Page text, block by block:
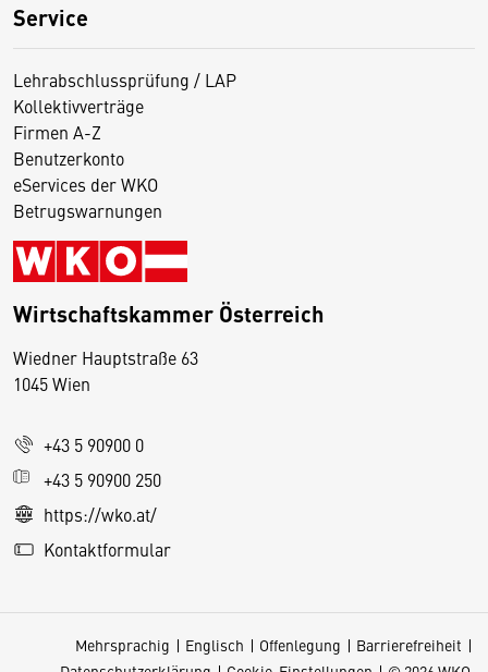
Service
Lehrabschlussprüfung / LAP
Kollektivverträge
Firmen A-Z
Benutzerkonto
eServices der WKO
Betrugswarnungen
Wirtschaftskammer Österreich
Wiedner Hauptstraße 63
1045 Wien
+43 5 90900 0
+43 5 90900 250
https://wko.at/
Kontaktformular
Mehrsprachig Englisch Offenlegung
Barrierefreiheit
D
s
e
S
e